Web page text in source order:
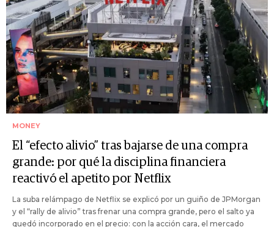
MONEY
El “efecto alivio” tras bajarse de una compra
grande: por qué la disciplina financiera
reactivó el apetito por Netflix
La suba relámpago de Netflix se explicó por un guiño de JPMorgan
y el “rally de alivio” tras frenar una compra grande, pero el salto ya
quedó incorporado en el precio: con la acción cara, el mercado